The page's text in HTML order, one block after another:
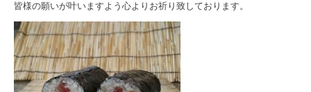
皆様の願いが叶いますよう心よりお祈り致しております。